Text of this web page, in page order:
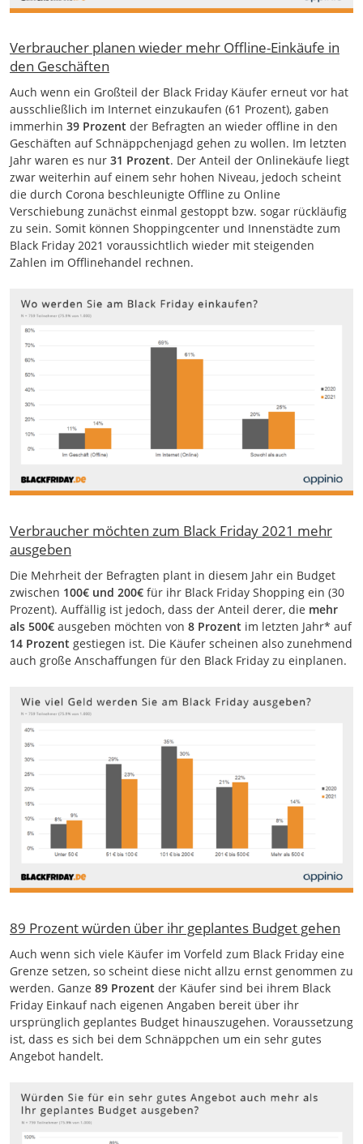
Verbraucher planen wieder mehr Offline-Einkäufe in
den Geschäften
Auch wenn ein Großteil der Black Friday Käufer erneut vor hat
ausschließlich im Internet einzukaufen (61 Prozent), gaben
immerhin 39 Prozent der Befragten an wieder offline in den
Geschäften auf Schnäppchenjagd gehen zu wollen. Im letzten
Jahr waren es nur 31 Prozent. Der Anteil der Onlinekäufe liegt
zwar weiterhin auf einem sehr hohen Niveau, jedoch scheint
die durch Corona beschleunigte Offline zu Online
Verschiebung zunächst einmal gestoppt bzw. sogar rückläufig
zu sein. Somit können Shoppingcenter und Innenstädte zum
Black Friday 2021 voraussichtlich wieder mit steigenden
Zahlen im Offlinehandel rechnen.
Verbraucher möchten zum Black Friday 2021 mehr
ausgeben
Die Mehrheit der Befragten plant in diesem Jahr ein Budget
zwischen 100€ und 200€ für ihr Black Friday Shopping ein (30
Prozent). Auffällig ist jedoch, dass der Anteil derer, die mehr
als 500€ ausgeben möchten von 8 Prozent im letzten Jahr* auf
14 Prozent gestiegen ist. Die Käufer scheinen also zunehmend
auch große Anschaffungen für den Black Friday zu einplanen.
89 Prozent würden über ihr geplantes Budget gehen
Auch wenn sich viele Käufer im Vorfeld zum Black Friday eine
Grenze setzen, so scheint diese nicht allzu ernst genommen zu
werden. Ganze 89 Prozent der Käufer sind bei ihrem Black
Friday Einkauf nach eigenen Angaben bereit über ihr
ursprünglich geplantes Budget hinauszugehen. Voraussetzung
ist, dass es sich bei dem Schnäppchen um ein sehr gutes
Angebot handelt.